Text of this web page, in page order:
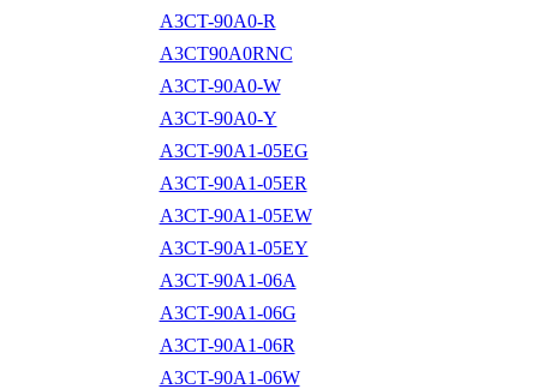
A3CT-90A0-R
A3CT90A0RNC
A3CT-90A0-W
A3CT-90A0-Y
A3CT-90A1-05EG
A3CT-90A1-05ER
A3CT-90A1-05EW
A3CT-90A1-05EY
A3CT-90A1-06A
A3CT-90A1-06G
A3CT-90A1-06R
A3CT-90A1-06W